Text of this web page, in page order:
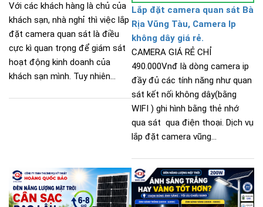
Với các khách hàng là chủ của
khách sạn, nhà nghỉ thì việc lắp
đặt camera quan sát là điều
cực kì quan trọng để giám sát
hoạt động kinh doanh của
khách sạn mình. Tuy nhiên...
Lắp đặt camera quan sát Bà
Rịa Vũng Tàu, Camera Ip
không dây giá rẻ.
CAMERA GIÁ RẺ CHỈ
490.000Vnđ là dòng camera ip
đầy đủ các tính năng như quan
sát kết nối không dây(bằng
WIFI ) ghi hình bằng thẻ nhớ
qua sát qua điện thoại. Dịch vụ
lắp đặt camera vũng...